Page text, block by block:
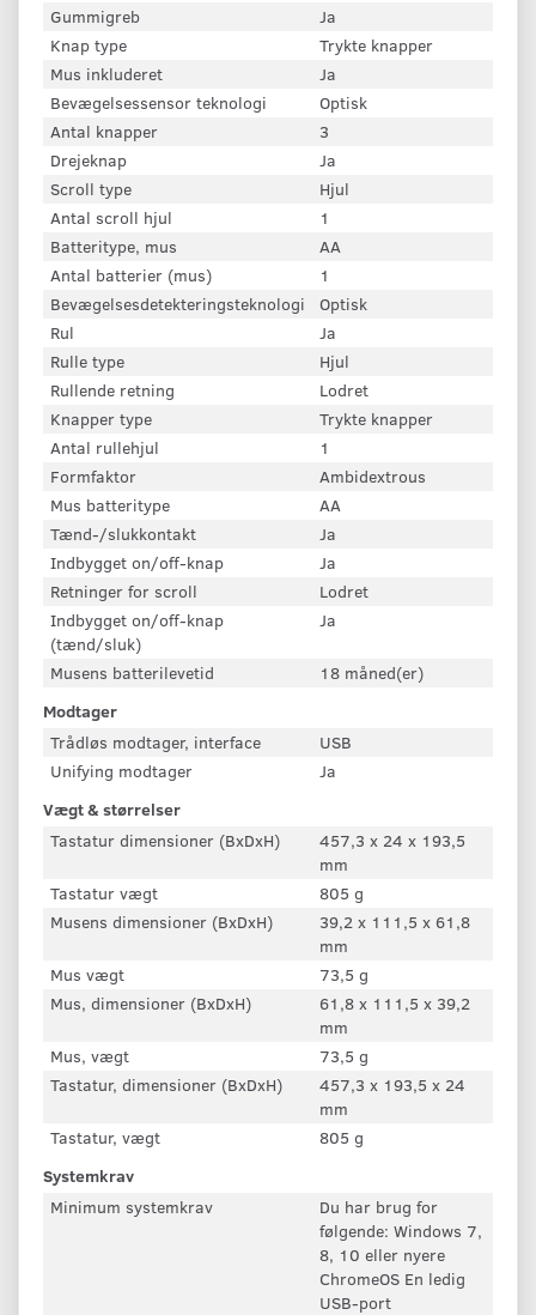
Gummigreb
Ja
Knap type
Trykte knapper
Mus inkluderet
Ja
Bevægelsessensor teknologi
Optisk
Antal knapper
3
Drejeknap
Ja
Scroll type
Hjul
Antal scroll hjul
1
Batteritype, mus
AA
Antal batterier (mus)
1
Bevægelsesdetekteringsteknologi
Optisk
Rul
Ja
Rulle type
Hjul
Rullende retning
Lodret
Knapper type
Trykte knapper
Antal rullehjul
1
Formfaktor
Ambidextrous
Mus batteritype
AA
Tænd-/slukkontakt
Ja
Indbygget on/off-knap
Ja
Retninger for scroll
Lodret
Indbygget on/off-knap
(tænd/sluk)
Ja
Musens batterilevetid
18 måned(er)
Modtager
Trådløs modtager, interface
USB
Unifying modtager
Ja
Vægt & størrelser
Tastatur dimensioner (BxDxH)
457,3 x 24 x 193,5
mm
Tastatur vægt
805 g
Musens dimensioner (BxDxH)
39,2 x 111,5 x 61,8
mm
Mus vægt
73,5 g
Mus, dimensioner (BxDxH)
61,8 x 111,5 x 39,2
mm
Mus, vægt
73,5 g
Tastatur, dimensioner (BxDxH)
457,3 x 193,5 x 24
mm
Tastatur, vægt
805 g
Systemkrav
Minimum systemkrav
Du har brug for
følgende: Windows 7,
8, 10 eller nyere
ChromeOS En ledig
USB-port